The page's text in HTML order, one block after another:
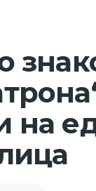
на